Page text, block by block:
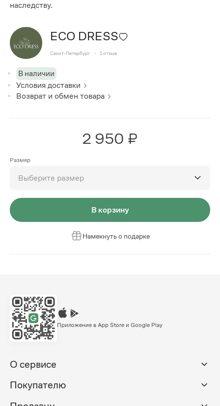
наследству.
ECO DRESS
Санкт-Петербург 1 отзыв
В наличии
Условия доставки
Возврат и обмен товара
2 950 ₽
Размер
Выберите размер
В корзину
Намекнуть о подарке
Приложение в App Store и Google Play
О сервисе
Покупателю